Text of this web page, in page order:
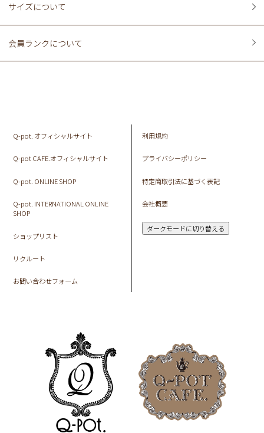
サイズについて
会員ランクについて
Q-pot. オフィシャルサイト
Q-pot CAFE.オフィシャルサイト
Q-pot. ONLINE SHOP
Q-pot. INTERNATIONAL ONLINE
SHOP
ショップリスト
リクルート
お問い合わせフォーム
利用規約
プライバシーポリシー
特定商取引法に基づく表記
会社概要
ダークモードに切り替える